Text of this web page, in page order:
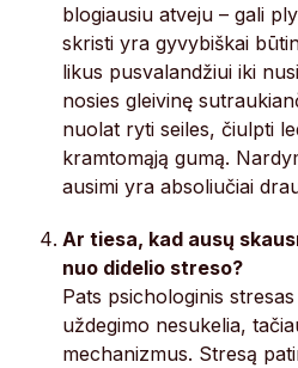
blogiausiu atveju – gali
skristi yra gyvybiškai
likus pusvalandžiui iki
nosies gleivinę
nuolat ryti seiles, čiulpti
kramtomąją gumą.
ausimi yra absoliučiai
Ar tiesa, kad ausų
nuo didelio streso?
Pats psichologinis
uždegimo nesukelia,
mechanizmus. Stresą